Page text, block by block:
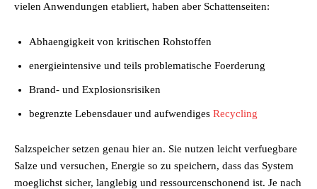
vielen Anwendungen etabliert, haben aber Schattenseiten:
Abhaengigkeit von kritischen Rohstoffen
energieintensive und teils problematische Foerderung
Brand- und Explosionsrisiken
begrenzte Lebensdauer und aufwendiges Recycling
Salzspeicher setzen genau hier an. Sie nutzen leicht verfuegbare
Salze und versuchen, Energie so zu speichern, dass das System
moeglichst sicher, langlebig und ressourcenschonend ist. Je nach